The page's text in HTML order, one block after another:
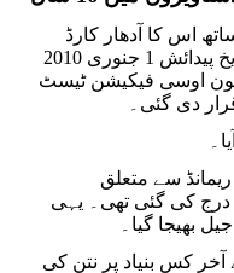
اس کا آدھار کارڈ
عدالت میں پیش کیا گیا، جس میں تاریخ پیدائش 1 جنوری 2010
کیے گئے بون اوسی فیکیشن ٹیسٹ
سے متعلق
میں اُس کی عمر 25 سال درج کی گئی تھی۔ یہی
بھیجا گیا۔
آخر کس بنیاد پر نتن کی